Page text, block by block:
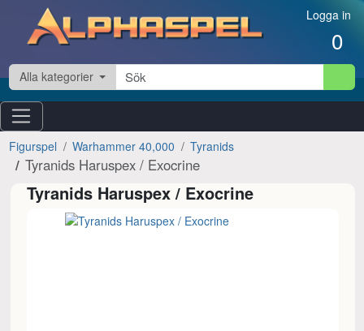
Hoppa till innehåll Logga in
0
Alla kategorier
Figurspel Warhammer 40,000 Tyranids
Tyranids Haruspex / Exocrine
Tyranids Haruspex / Exocrine